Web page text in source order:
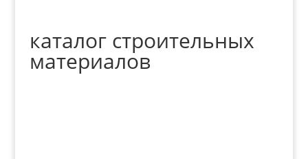
каталог строительных
материалов